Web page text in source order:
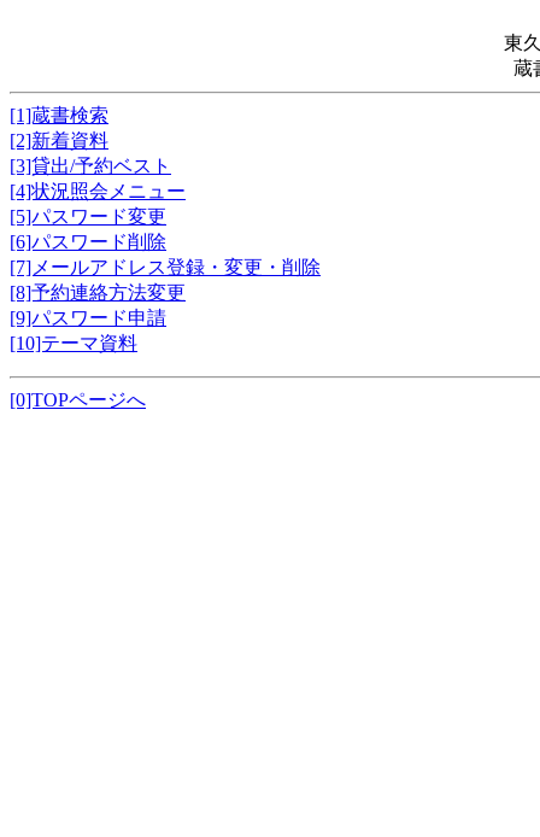
東
蔵
[1]蔵書検索
[2]新着資料
[3]貸出/予約ベスト
[4]状況照会メニュー
[5]パスワード変更
[6]パスワード削除
[7]メールアドレス登録・変更・削除
[8]予約連絡方法変更
[9]パスワード申請
[10]テーマ資料
[0]TOPページへ